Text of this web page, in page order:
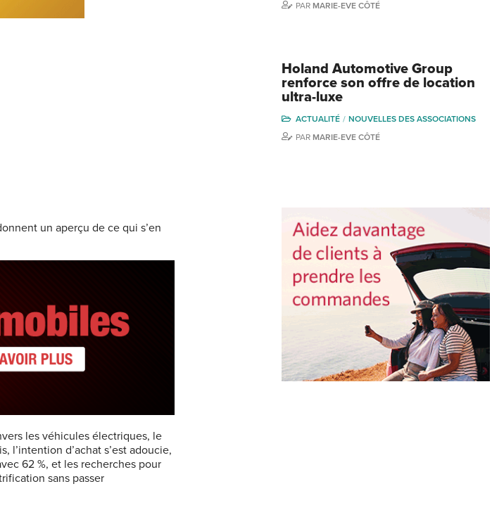
un aperçu de ce qui s’en
les véhicules électriques, le
l’intention d’achat s’est adoucie,
62 %, et les recherches pour
sans passer
PAR MARIE-EVE CÔTÉ
Holand Automotive Group
renforce son offre de location
ultra-luxe
ACTUALITÉ
NOUVELLES DES ASSOCIATIONS
PAR MARIE-EVE CÔTÉ